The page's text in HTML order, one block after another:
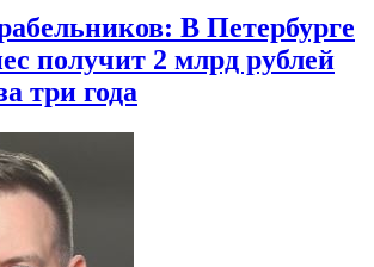
В Петербурге
получит 2 млрд рублей
три года